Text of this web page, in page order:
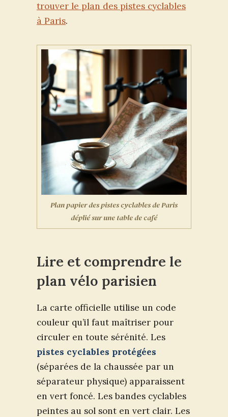
trouver le plan des pistes cyclables
à Paris.
Plan papier des pistes cyclables de Paris
déplié sur une table de café
Lire et comprendre le
plan vélo parisien
La carte officielle utilise un code
couleur qu’il faut maîtriser pour
circuler en toute sérénité. Les
pistes cyclables protégées
(séparées de la chaussée par un
séparateur physique) apparaissent
en vert foncé. Les bandes cyclables
peintes au sol sont en vert clair. Les